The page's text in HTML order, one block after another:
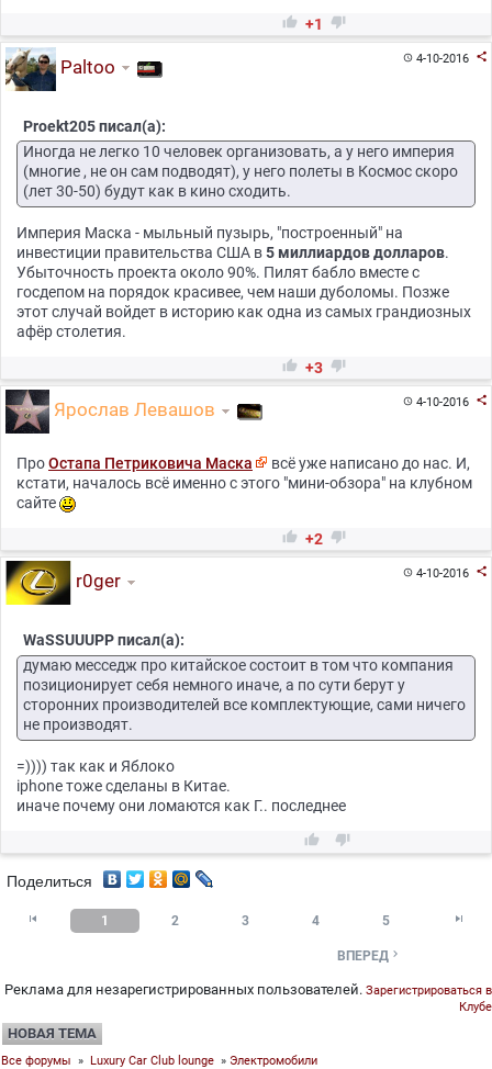
 +1 
4-10-2016 
Paltoo
Proekt205 писал(а):
Иногда не легко 10 человек организовать, а у него империя
(многие , не он сам подводят), у него полеты в Космос скоро
(лет 30-50) будут как в кино сходить.
Империя Маска - мыльный пузырь, "построенный" на
инвестиции правительства США в5 миллиардов долларов.
Убыточность проекта около 90%. Пилят бабло вместе с
госдепом на порядок красивее, чем наши дуболомы. Позже
этот случай войдет в историю как одна из самых грандиозных
афёр столетия.
 +3 
4-10-2016 
Ярослав Левашов
ПроОстапа Петриковича Маска
всё уже написано до нас. И,
кстати, началось всё именно с этого "мини-обзора" на клубном
сайте
 +2 
4-10-2016 
r0ger
WaSSUUUPP писал(а):
думаю месседж про китайское состоит в том что компания
позиционирует себя немного иначе, а по сути берут у
сторонних производителей все комплектующие, сами ничего
не производят.
=)))) так как и Яблоко
iphonе тоже сделаны в Китае.
иначе почему они ломаются как Г.. последнее
 
Поделиться
 1 2 3 4 5 
ВПЕРЕД 
Реклама для незарегистрированных пользователей. Зарегистрироваться в
Клубе
НОВАЯ ТЕМА
Все форумы » Luxury Car Club lounge » Электромобили